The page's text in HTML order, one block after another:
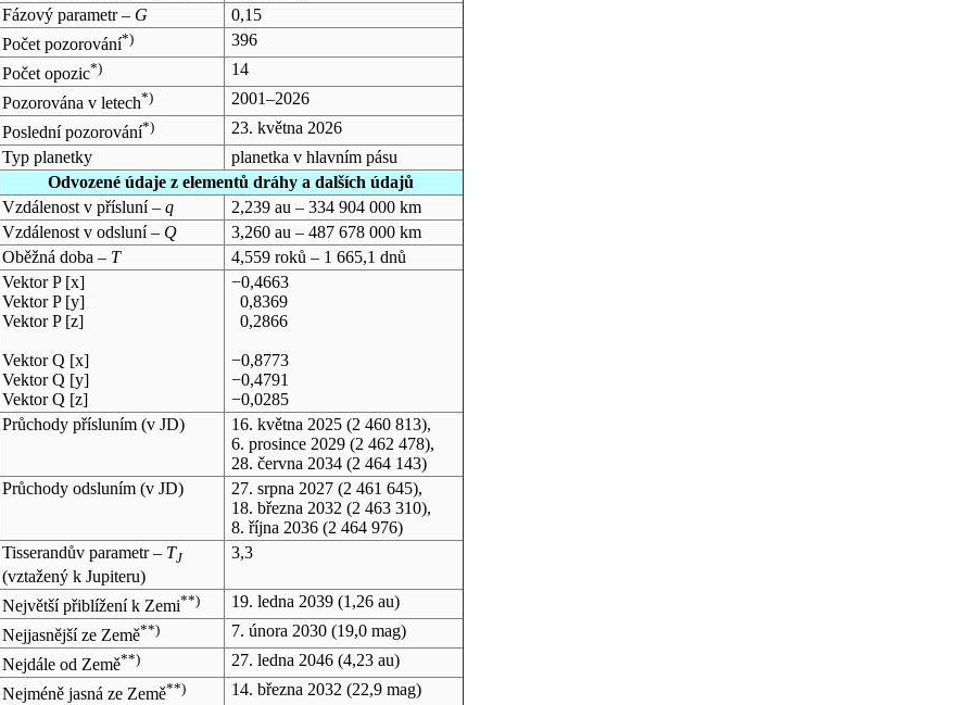
Fázový parametr – G
0,15
Počet pozorování*)
396
Počet opozic*)
14
Pozorována v letech*)
2001–2026
Poslední pozorování*)
23. května 2026
Typ planetky
planetka v hlavním pásu
Odvozené údaje z elementů dráhy a dalších údajů
Vzdálenost v přísluní – q
2,239 au – 334 904 000 km
Vzdálenost v odsluní – Q
3,260 au – 487 678 000 km
Oběžná doba – T
4,559 roků – 1 665,1 dnů
Vektor P [x]
Vektor P [y]
Vektor P [z]
Vektor Q [x]
Vektor Q [y]
Vektor Q [z]
−0,4663
0,8369
0,2866
−0,8773
−0,4791
−0,0285
Průchody přísluním (v JD) 16. května 2025(2 460 813),
6. prosince 2029(2 462 478),
28. června 2034(2 464 143)
Průchody odsluním (v JD) 27. srpna 2027(2 461 645),
18. března 2032 (2 463 310),
8. října 2036(2 464 976)
Tisserandův parametr – TJ
(vztažený k Jupiteru)
3,3
Největší přiblížení k Zemi**) 19. ledna 2039(1,26 au)
Nejjasnější ze Země**) 7. února 2030(19,0 mag)
Nejdále od Země**) 27. ledna 2046(4,23 au)
Nejméně jasná ze Země**) 14. března 2032 (22,9 mag)